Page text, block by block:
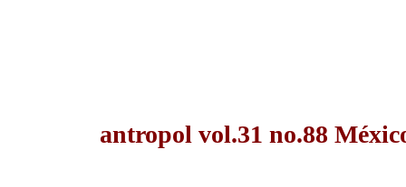
antropol vol.31 no.88